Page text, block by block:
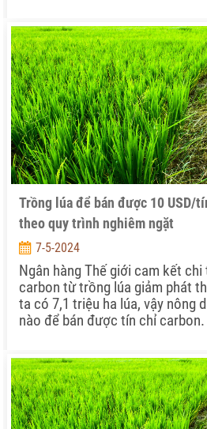
Trồng lúa để bán được 10 USD/
theo quy trình nghiêm ngặt
7-5-2024
Ngân hàng Thế giới cam kết
carbon từ trồng lúa giảm phát
ta có 7,1 triệu ha lúa, vậy nông
nào để bán được tín chỉ carbon.